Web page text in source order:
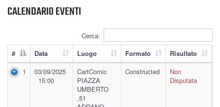
CALENDARIO EVENTI
Cerca:
#
Data Luogo Formato
Risultato
1
03/09/2025
15:00
CartComic
PIAZZA
UMBERTO
,51
Constructed
Non
Disputata